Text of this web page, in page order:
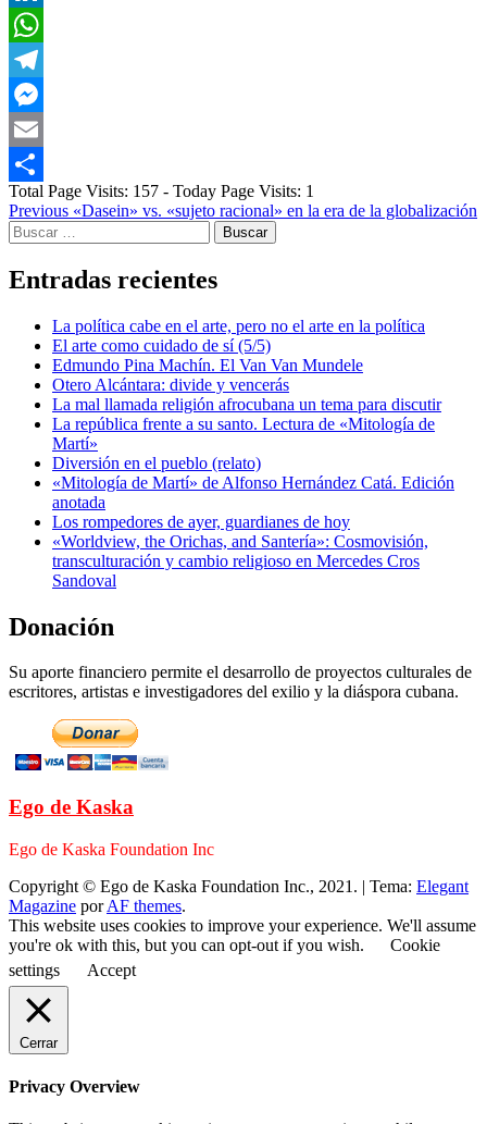
LinkedIn
WhatsApp
Telegram
Messenger
Email
Compartir
Total Page Visits: 157 - Today Page Visits: 1
Post
navigation
Previous «Dasein» vs. «sujeto racional» en la era de la globalización
Buscar:
Entradas recientes
La política cabe en el arte, pero no el arte en la política
El arte como cuidado de sí (5/5)
Edmundo Pina Machín. El Van Van Mundele
Otero Alcántara: divide y vencerás
La mal llamada religión afrocubana un tema para discutir
La república frente a su santo. Lectura de «Mitología de
Martí»
Diversión en el pueblo (relato)
«Mitología de Martí» de Alfonso Hernández Catá. Edición
anotada
Los rompedores de ayer, guardianes de hoy
«Worldview, the Orichas, and Santería»: Cosmovisión,
transculturación y cambio religioso en Mercedes Cros
Sandoval
Donación
Su aporte financiero permite el desarrollo de proyectos culturales de
escritores, artistas e investigadores del exilio y la diáspora cubana.
Ego de Kaska
Ego de Kaska Foundation Inc
Copyright © Ego de Kaska Foundation Inc., 2021. | Tema: Elegant
Magazine porAF themes.
This website uses cookies to improve your experience. We'll assume
you're ok with this, but you can opt-out if you wish.
Cookie
settings
Accept
Cerrar
Privacy Overview